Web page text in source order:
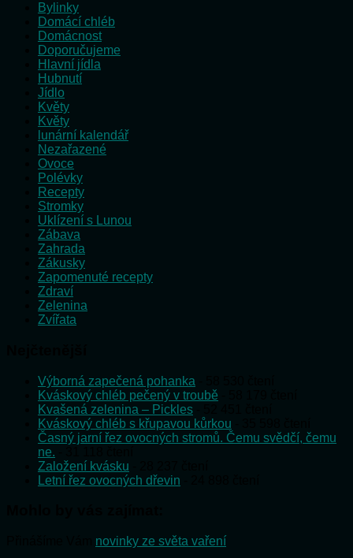
Bylinky
Domácí chléb
Domácnost
Doporučujeme
Hlavní jídla
Hubnutí
Jídlo
Květy
Květy
lunární kalendář
Nezařazené
Ovoce
Polévky
Recepty
Stromky
Uklízení s Lunou
Zábava
Zahrada
Zákusky
Zapomenuté recepty
Zdraví
Zelenina
Zvířata
Výborná zapečená pohanka
Kváskový chléb pečený v troubě
Kvašená zelenina – Pickles
Kváskový chléb s křupavou kůrkou
Časný jarní řez ovocných stromů. Čemu svědčí, čemu
ne.
Založení kvásku
Letní řez ovocných dřevin
novinky ze světa vaření